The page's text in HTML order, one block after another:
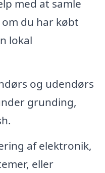
med at samle
du har købt
lokal
og udendørs
grunding,
af elektronik,
eller